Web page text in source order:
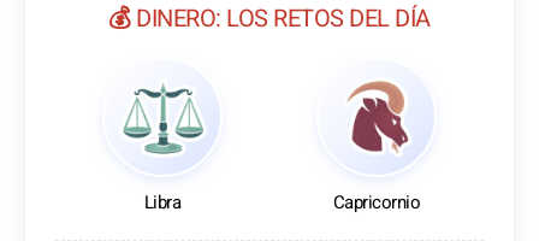
💰 DINERO: LOS RETOS DEL DÍA
Libra Capricornio